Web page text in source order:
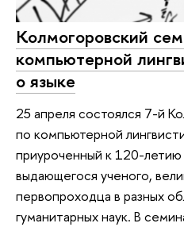
Колмогоровский
компьютерной
о языке
25 апреля состоялся 7-й
по компьютерной
приуроченный к 120-
выдающегося ученого,
первопроходца в разных
гуманитарных наук. В